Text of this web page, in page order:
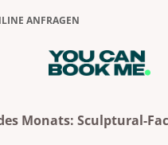
ANFRAGEN
Monats: Sculptural-